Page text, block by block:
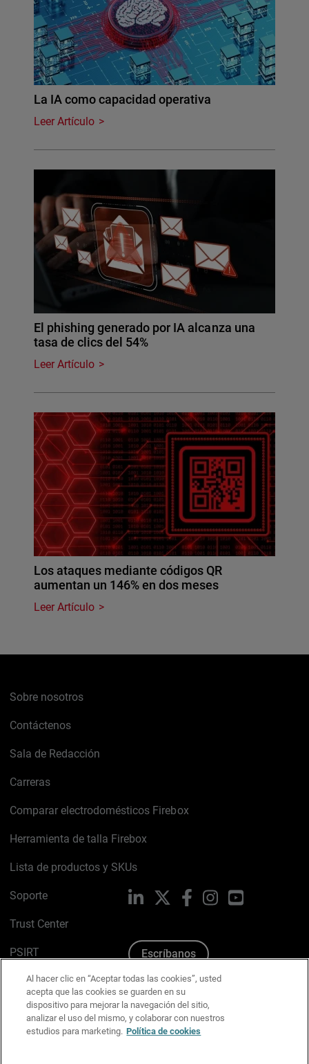
La IA como capacidad operativa
Leer Artículo
El phishing generado por IA alcanza una
tasa de clics del 54%
Leer Artículo
Los ataques mediante códigos QR
aumentan un 146% en dos meses
Leer Artículo
Sobre nosotros
Contáctenos
Sala de Redacción
Carreras
Comparar electrodomésticos Firebox
Herramienta de talla Firebox
Lista de productos y SKUs
Soporte
Trust Center
PSIRT
Política de cookies
Política de privacidad
Kit de medios y marca
LinkedIn FacebookInstagramYouTube
Escríbanos
Al hacer clic en “Aceptar todas las cookies”, usted
acepta que las cookies se guarden en su
dispositivo para mejorar la navegación del sitio,
analizar el uso del mismo, y colaborar con nuestros
estudios para marketing. Política de cookies